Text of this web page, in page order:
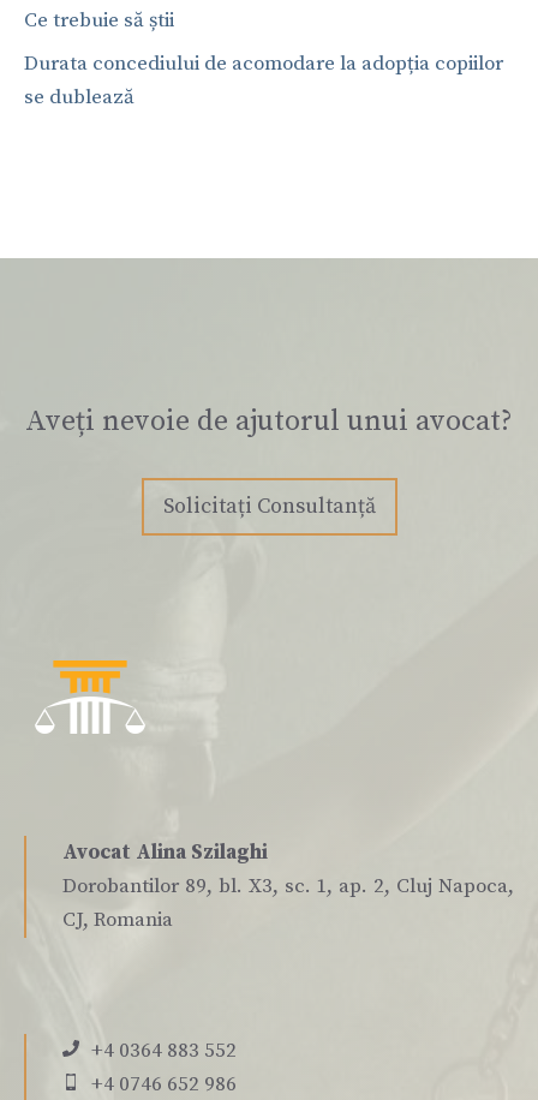
Ce trebuie să știi
Durata concediului de acomodare la adopția copiilor
se dublează
Aveți nevoie de ajutorul unui avocat?
Solicitați Consultanță
Avocat Alina Szilaghi
Dorobantilor 89, bl. X3, sc. 1, ap. 2, Cluj Napoca,
CJ, Romania
+4 0364 883 552
+4 0746 652 986